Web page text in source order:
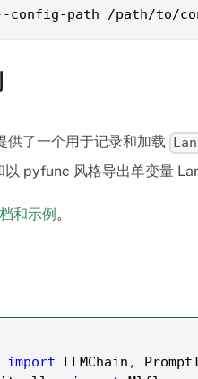
config-path /path/to/
供了一个用于记录和加载
pyfunc 风格导出单变量
和示例 。
import LLMChain ,